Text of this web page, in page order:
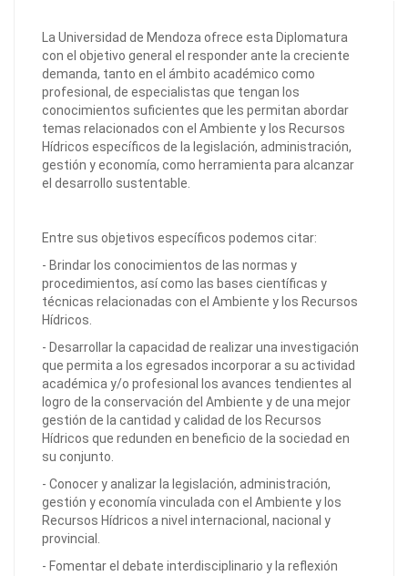
La Universidad de Mendoza ofrece esta Diplomatura
con el objetivo general el responder ante la creciente
demanda, tanto en el ámbito académico como
profesional, de especialistas que tengan los
conocimientos suficientes que les permitan abordar
temas relacionados con el Ambiente y los Recursos
Hídricos específicos de la legislación, administración,
gestión y economía, como herramienta para alcanzar
el desarrollo sustentable.
Entre sus objetivos específicos podemos citar:
- Brindar los conocimientos de las normas y
procedimientos, así como las bases científicas y
técnicas relacionadas con el Ambiente y los Recursos
Hídricos.
- Desarrollar la capacidad de realizar una investigación
que permita a los egresados incorporar a su actividad
académica y/o profesional los avances tendientes al
logro de la conservación del Ambiente y de una mejor
gestión de la cantidad y calidad de los Recursos
Hídricos que redunden en beneficio de la sociedad en
su conjunto.
- Conocer y analizar la legislación, administración,
gestión y economía vinculada con el Ambiente y los
Recursos Hídricos a nivel internacional, nacional y
provincial.
- Fomentar el debate interdisciplinario y la reflexión